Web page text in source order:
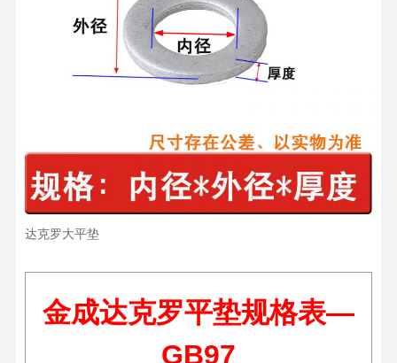
达克罗大平垫
金成达克罗平垫规格表—
GB97